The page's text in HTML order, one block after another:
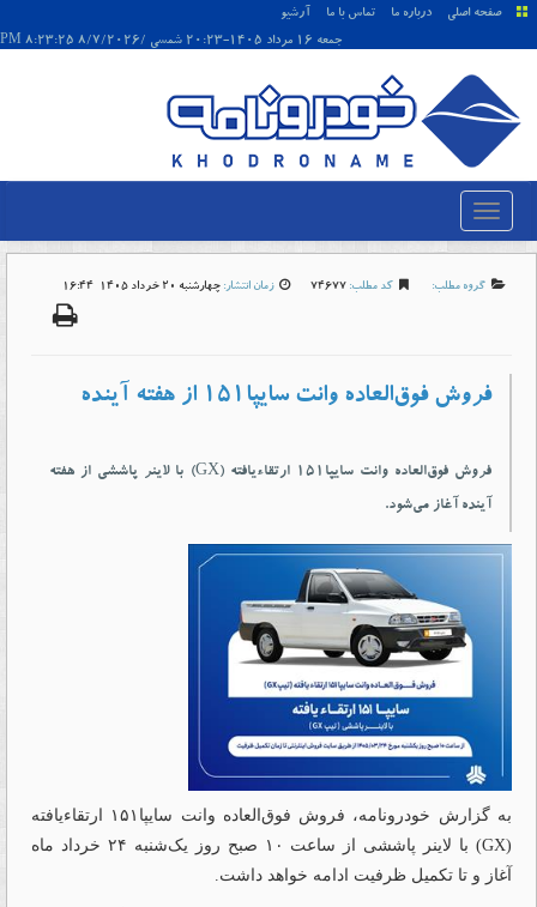
صفحه اصلی درباره ما تماس با ما
آرشیو
جمعه 16 مرداد 1405-20:23 شمسی /8/7/2026 8:23:25 PM
گروه مطلب: کد مطلب: 74677 زمان انتشار: چهارشنبه 20 خرداد 1405-16:44
فروش فوق‌العاده وانت سایپا۱۵۱ از هفته آینده
فروش فوق‌العاده وانت سایپا۱۵۱ ارتقاءیافته (GX) با لاینر پاششی از هفته
آینده آغاز می‌شود.
به گزارش خودرونامه، فروش فوق‌العاده وانت سایپا۱۵۱ ارتقاءیافته
(GX) با لاینر پاششی از ساعت ۱۰ صبح روز یک‌شنبه ۲۴ خرداد ماه
آغاز و تا تکمیل ظرفیت ادامه خواهد داشت.